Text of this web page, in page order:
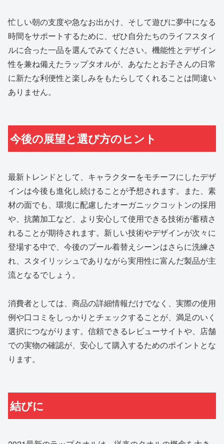
忙しい朝の支度や急なお出かけ、そして遊びに夢中になる
時間をサポートするために、ぜひ自分たちのライフスタイ
ルに合った一品を選んでみてください。機能性とデザイン
性を兼ね備えたラップタオルが、あなたとお子さんの日常
に新たな利便性と楽しみをもたらしてくれることは間違い
ありません。
今後の展望と選び方のヒント
最新トレンドとして、キャラクターをモチーフにしたデザ
インは今後も進化し続けることが予想されます。また、素
材の面でも、環境に配慮したオーガニックコットンの採用
や、抗菌加工など、より安心して使用できる技術が蓄積さ
れることが期待されます。新しい技術やデザインが次々に
登場する中で、今後のプール着替えシーンはさらに洗練さ
れ、スタイリッシュでありながら実用性に富んだ製品が主
流となるでしょう。
消費者としては、商品の詳細情報だけでなく、実際の使用
例や口コミをしっかりとチェックすることが、満足のいく
選択につながります。信頼できるレビューサイトや、店舗
での実物の確認が、安心して購入するためのポイントとな
ります。
結びに